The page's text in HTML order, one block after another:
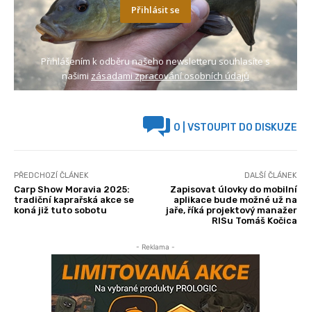
Přihlásit se
Přihlášením k odběru našeho newsletteru souhlasíte s
našimi zásadami zpracování osobních údajů
0 | VSTOUPIT DO DISKUZE
PŘEDCHOZÍ ČLÁNEK
Carp Show Moravia 2025:
tradiční kaprařská akce se
koná již tuto sobotu
DALŠÍ ČLÁNEK
Zapisovat úlovky do mobilní
aplikace bude možné už na
jaře, říká projektový manažer
RISu Tomáš Kočica
- Reklama -